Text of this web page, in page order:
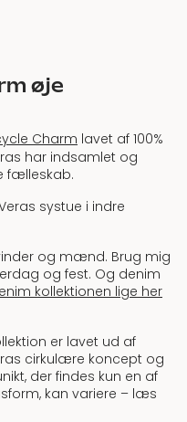
øje
Charm lavet af 100%
har indsamlet og
fælleskab.
systue i indre
og mænd. Brug mig
og fest. Og denim
kollektionen lige her
er lavet ud af
cirkulære koncept og
der findes kun en af
kan variere – læs